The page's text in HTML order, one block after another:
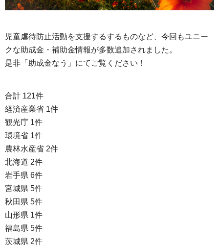
児童虐待防止活動を支援するするものなど、今回もユニー
クな助成金・補助金情報が多数追加されました。
是非「助成金なう」にてご覧ください！
合計 121件
経済産業省 1件
観光庁 1件
環境省 1件
農林水産省 2件
北海道 2件
岩手県 6件
宮城県 5件
秋田県 5件
山形県 1件
福島県 5件
茨城県 2件